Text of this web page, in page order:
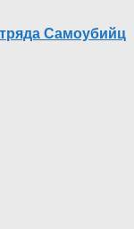
Самоубийц